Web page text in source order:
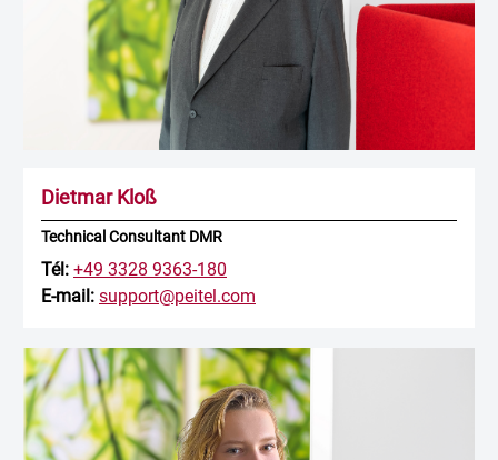
Dietmar Kloß
Technical Consultant DMR
Tél: +49 3328 9363-180
E-mail: support@peitel.com